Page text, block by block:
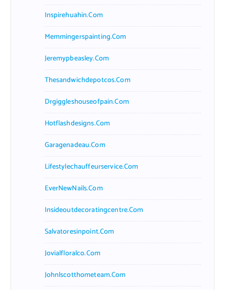
Inspirehuahin.com
Memmingerspainting.com
Jeremypbeasley.com
Thesandwichdepotcos.com
Drgiggleshouseofpain.com
Hotflashdesigns.com
Garagenadeau.com
Lifestylechauffeurservice.com
EverNewNails.com
Insideoutdecoratingcentre.com
Salvatoresinpoint.com
Jovialfloralco.com
Johnlscotthometeam.com